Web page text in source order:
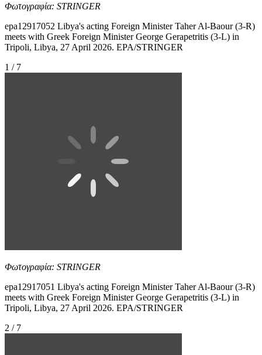
Φωτογραφία: STRINGER
epa12917052 Libya's acting Foreign Minister Taher Al-Baour (3-R)
meets with Greek Foreign Minister George Gerapetritis (3-L) in
Tripoli, Libya, 27 April 2026. EPA/STRINGER
1 / 7
Φωτογραφία: STRINGER
epa12917051 Libya's acting Foreign Minister Taher Al-Baour (3-R)
meets with Greek Foreign Minister George Gerapetritis (3-L) in
Tripoli, Libya, 27 April 2026. EPA/STRINGER
2 / 7